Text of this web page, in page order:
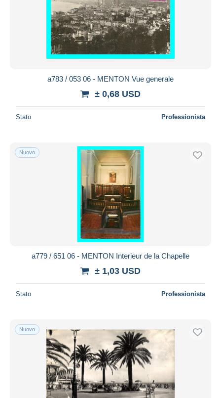
a783 / 053 06 - MENTON Vue generale
± 0,68 USD
Stato Professionista
Nuovo
a779 / 651 06 - MENTON Interieur de la Chapelle
± 1,03 USD
Stato Professionista
Nuovo